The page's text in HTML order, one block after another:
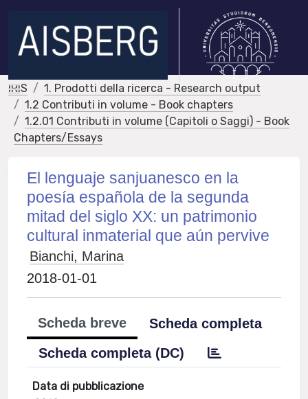
IRIS
1. Prodotti della ricerca - Research output
1.2 Contributi in volume - Book chapters
1.2.01 Contributi in volume (Capitoli o Saggi) - Book
Chapters/Essays
El lenguaje sanjuanesco en la
poesía española de la segunda
mitad del siglo XX: un patrimonio
cultural inmaterial que aún pervive
Bianchi, Marina
2018-01-01
Scheda breve
Scheda completa
Scheda completa (DC)
Data di pubblicazione